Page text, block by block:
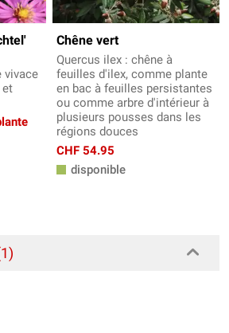
vivace
et
Chêne vert
Quercus ilex : chêne à
feuilles d'ilex, comme plante
en bac à feuilles persistantes
ou comme arbre d'intérieur à
plusieurs pousses dans les
régions douces
CHF 54.95
disponible